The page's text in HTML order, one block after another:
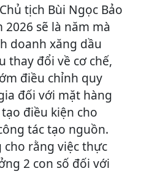
tịch Bùi Ngọc Bảo
sẽ là năm mà
doanh xăng dầu
thay đổi về cơ chế,
điều chỉnh quy
đối với mặt hàng
điều kiện cho
tác tạo nguồn.
cho rằng việc thực
2 con số đối với